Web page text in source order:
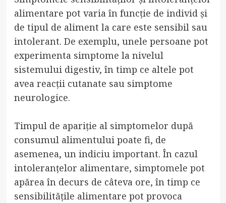
alimentare pot varia în funcție de individ și
de tipul de aliment la care este sensibil sau
intolerant. De exemplu, unele persoane pot
experimenta simptome la nivelul
sistemului digestiv, în timp ce altele pot
avea reacții cutanate sau simptome
neurologice.
Timpul de apariție al simptomelor după
consumul alimentului poate fi, de
asemenea, un indiciu important. În cazul
intoleranțelor alimentare, simptomele pot
apărea în decurs de câteva ore, în timp ce
sensibilitățile alimentare pot provoca